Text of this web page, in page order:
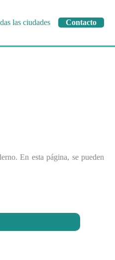
las ciudades Contacto
En esta página, se pueden